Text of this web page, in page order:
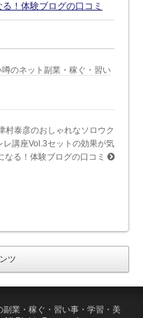
！体験ブログの口コミ
のネット副業・稼ぐ・習い
村泰彦のおしゃれなソロウク
レ講座Vol.3セットの効果が気
なる！体験ブログの口コミ
ツ
業・稼ぐ・習い事・学習・美